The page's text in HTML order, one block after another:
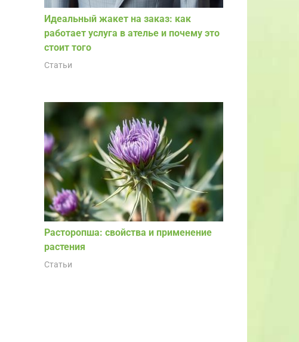
Идеальный жакет на заказ: как
работает услуга в ателье и почему это
стоит того
Статьи
Расторопша: свойства и применение
растения
Статьи